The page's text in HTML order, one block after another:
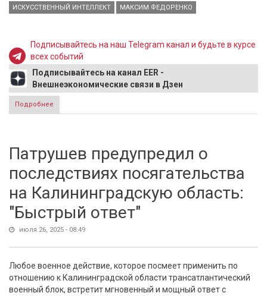
ИСКУССТВЕННЫЙ ИНТЕЛЛЕКТ МАКСИМ ФЕДОРЕНКО
Подписывайтесь на наш Telegram канал и будьте в курсе
всех событий
Подписывайтесь на канал EER -
Внешнеэкономические связи в Дзен
Подробнее
сотрудничество в сфере ИИ
Патрушев предупредил о
последствиях посягательства
на Калининградскую область:
"Быстрый ответ"
июля 26, 2025 - 08:49
Любое военное действие, которое посмеет применить по
отношению к Калининградской области трансатлантический
военный блок, встретит мгновенный и мощный ответ с